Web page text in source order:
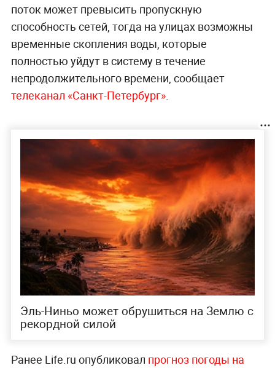
поток может превысить пропускную
способность сетей, тогда на улицах возможны
временные скопления воды, которые
полностью уйдут в систему в течение
непродолжительного времени, сообщает
телеканал «Санкт-Петербург».
Эль-Ниньо может обрушиться на Землю с
рекордной силой
Ранее Life.ru опубликовал прогноз погоды на